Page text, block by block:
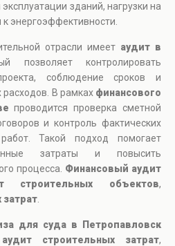
зданий, нагрузки на
энергоэффективности.
отрасли имеет аудит в
позволяет контролировать
соблюдение сроков и
расходов. В рамках финансового
проводится проверка сметной
и контроль фактических
Такой подход помогает
затраты и повысить
процесса. Финансовый аудит
строительных объектов,
для суда в Петропавловск
аудит строительных затрат,